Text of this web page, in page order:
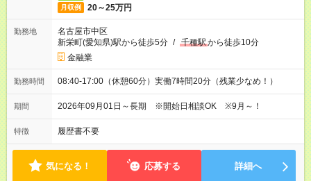
月収例 20～25万円
勤務地
名古屋市中区
新栄町(愛知県)駅から徒歩5分 / 千種駅から徒歩10分
金融業
勤務時間 08:40-17:00（休憩60分）実働7時間20分（残業少なめ！）
期間 2026年09月01日～長期 ※開始日相談OK ※9月～！
特徴 履歴書不要
気になる！ 応募する 詳細へ